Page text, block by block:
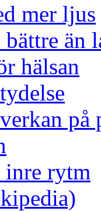
mer ljus
än
hälsan
på
inre rytm